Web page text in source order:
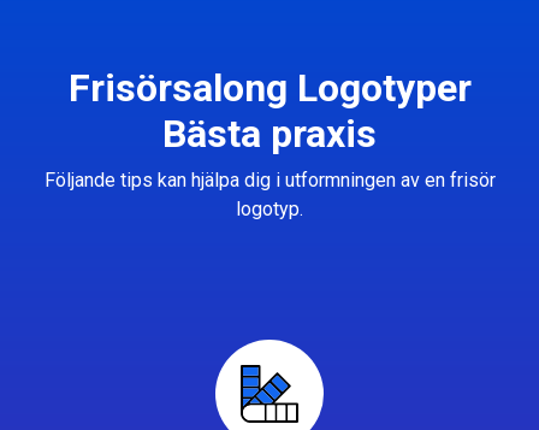
Frisörsalong Logotyper
Bästa praxis
Följande tips kan hjälpa dig i utformningen av en frisör
logotyp.